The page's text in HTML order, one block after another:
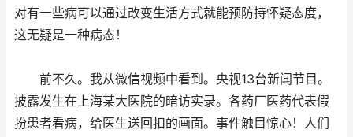
对有一些病可以通过改变生活方式就能预防持怀疑态度，
这无疑是一种病态！
前不久。我从微信视频中看到。央视13台新闻节目。
披露发生在上海某大医院的暗访实录。各药厂医药代表假
扮患者看病，给医生送回扣的画面。事件触目惊心！人们